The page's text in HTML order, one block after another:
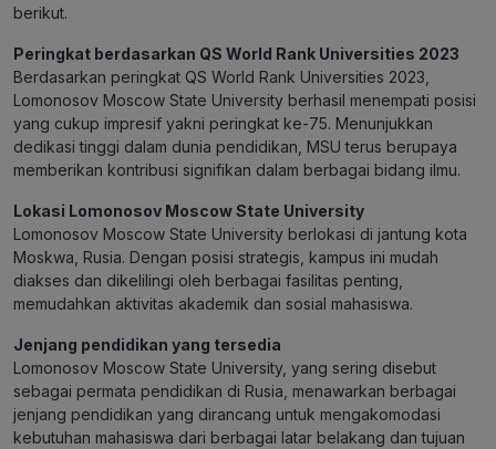
berikut.
Peringkat berdasarkan QS World Rank Universities 2023
Berdasarkan peringkat QS World Rank Universities 2023,
Lomonosov Moscow State University berhasil menempati posisi
yang cukup impresif yakni peringkat ke-75. Menunjukkan
dedikasi tinggi dalam dunia pendidikan, MSU terus berupaya
memberikan kontribusi signifikan dalam berbagai bidang ilmu.
Lokasi Lomonosov Moscow State University
Lomonosov Moscow State University berlokasi di jantung kota
Moskwa, Rusia. Dengan posisi strategis, kampus ini mudah
diakses dan dikelilingi oleh berbagai fasilitas penting,
memudahkan aktivitas akademik dan sosial mahasiswa.
Jenjang pendidikan yang tersedia
Lomonosov Moscow State University, yang sering disebut
sebagai permata pendidikan di Rusia, menawarkan berbagai
jenjang pendidikan yang dirancang untuk mengakomodasi
kebutuhan mahasiswa dari berbagai latar belakang dan tujuan